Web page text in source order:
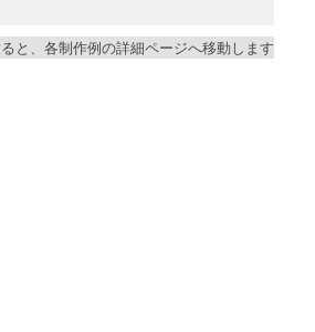
と、各制作例の詳細ページへ移動します